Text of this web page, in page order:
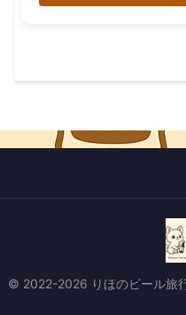
© 2022-2026 りほのビール旅